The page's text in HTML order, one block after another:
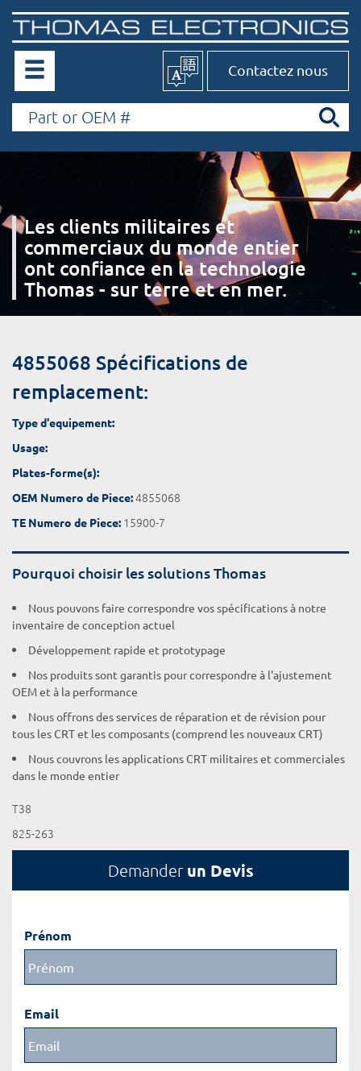
Contactez nous
Les clients militaires et
commerciaux du monde entier
ont confiance en la technologie
Thomas - sur terre et en mer.
4855068 Spécifications de
remplacement:
Type d'equipement:
Usage:
Plates-forme(s):
OEM Numero de Piece:4855068
TE Numero de Piece: 15900-7
Pourquoi choisir les solutions Thomas
Nous pouvons faire correspondre vos spécifications à notre
inventaire de conception actuel
Développement rapide et prototypage
Nos produits sont garantis pour correspondre à l'ajustement
OEM et à la performance
Nous offrons des services de réparation et de révision pour
tous les CRT et les composants (comprend les nouveaux CRT)
Nous couvrons les applications CRT militaires et commerciales
dans le monde entier
T38
825-263
Demander un Devis
Prénom
Email